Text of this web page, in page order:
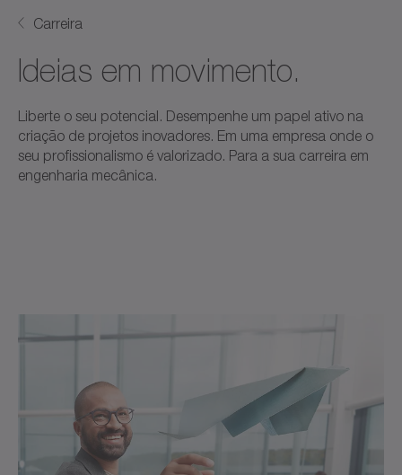
Carreira
Ideias em movimento.
Liberte o seu potencial. Desempenhe um papel ativo na
criação de projetos inovadores. Em uma empresa onde o
seu profissionalismo é valorizado. Para a sua carreira em
engenharia mecânica.